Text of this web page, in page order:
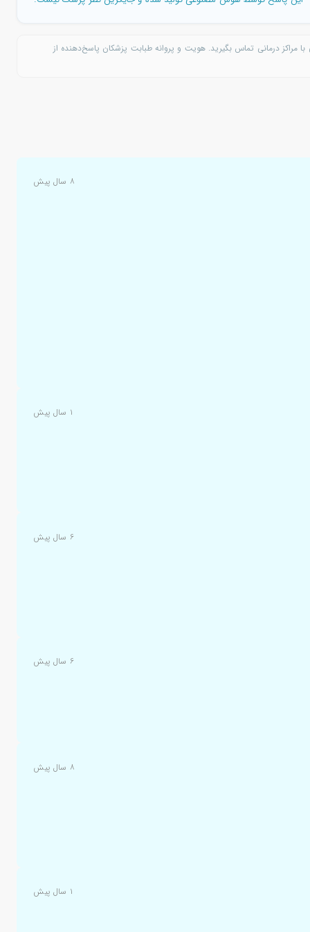
مراکز درمانی تماس بگیرید. هویت و پروانه طبابت پزشکان پاسخ‌دهنده از
۸ سال پیش
۱ سال پیش
۶ سال پیش
۶ سال پیش
۸ سال پیش
۱ سال پیش